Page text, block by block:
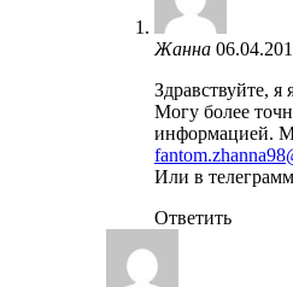
Жанна
Здравствуйте,
Могу более
информацией.
Или в
Ответить